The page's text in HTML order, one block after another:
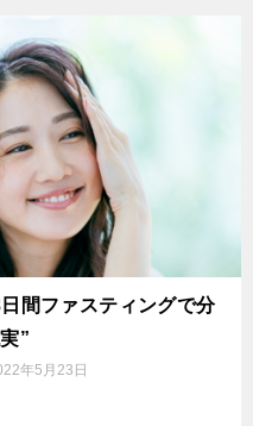
間ファスティングで分
”
年5月23日